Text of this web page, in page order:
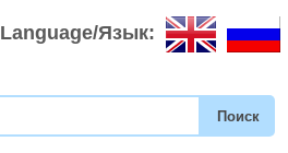
Language/Язык: